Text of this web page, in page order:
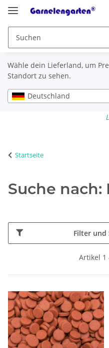
Wähle dein Lieferland, um
Standort zu sehen.
Deutschland
Startseite
Suche
Filter und
Artikel 1